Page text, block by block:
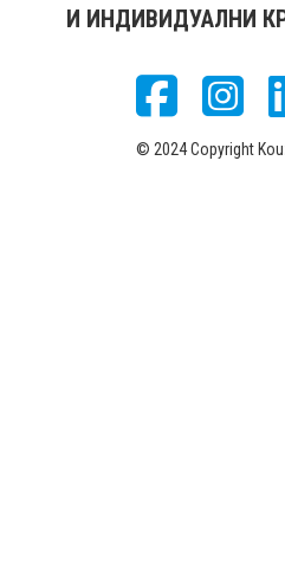
И ИНДИВИДУАЛНИ
© 2024 Copyright